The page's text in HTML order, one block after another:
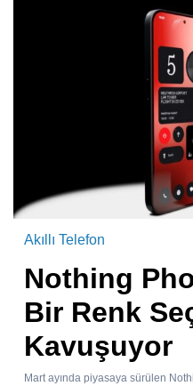
Akıllı Telefon
Nothing
Bir Renk
Kavuşuyor
Mart ayında piyasaya sürülen